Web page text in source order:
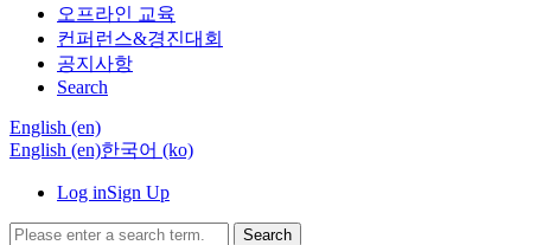
오프라인 교육
컨퍼런스&경진대회
공지사항
Search
English ‎(en)‎
English ‎(en)‎한국어 ‎(ko)‎
Log inSign Up
Search